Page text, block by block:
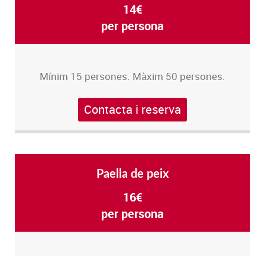
14€
per persona
Mínim 15 persones. Màxim 50 persones.
Contacta i reserva
Paella de peix
16€
per persona